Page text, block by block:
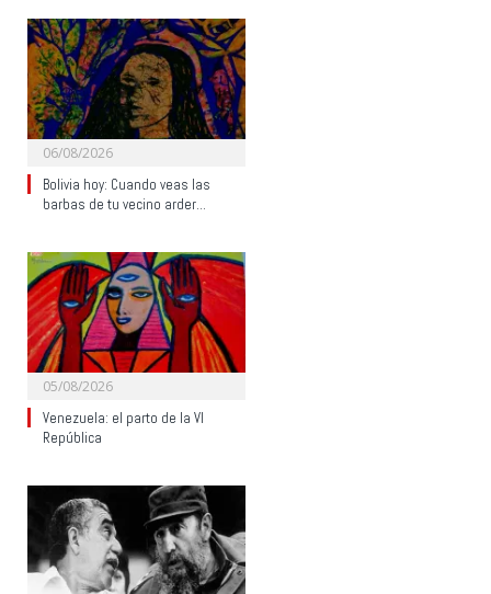
06/08/2026
Bolivia hoy: Cuando veas las
barbas de tu vecino arder…
05/08/2026
Venezuela: el parto de la VI
República